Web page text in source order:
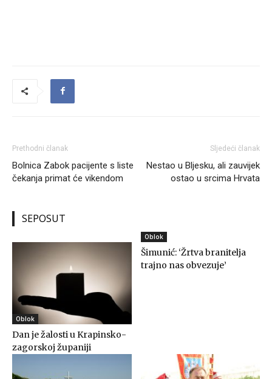
Prethodni članak
Bolnica Zabok pacijente s liste
čekanja primat će vikendom
Sljedeći članak
Nestao u Bljesku, ali zauvijek
ostao u srcima Hrvata
SEPOSUT
Oblok
Dan je žalosti u Krapinsko-
zagorskoj županiji
Oblok
Šimunić: ‘Žrtva branitelja
trajno nas obvezuje’